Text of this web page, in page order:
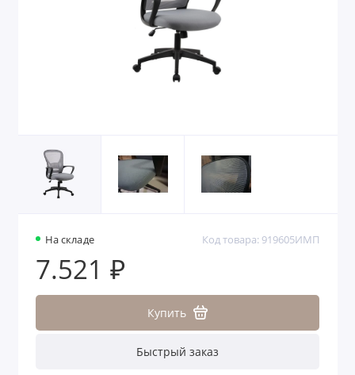
На складе Код товара: 919605ИМП
7.521 ₽
Купить
Быстрый заказ